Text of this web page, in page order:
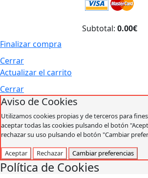
Subtotal: 0.00€
Finalizar compra
Cerrar
Actualizar el carrito
Cerrar
Aviso de Cookies
Utilizamos cookies propias y de terceros para
aceptar todas las cookies pulsando el botón
rechazar su uso pulsando el botón "Cambiar
Aceptar Rechazar Cambiar preferencias
Política de Cookies